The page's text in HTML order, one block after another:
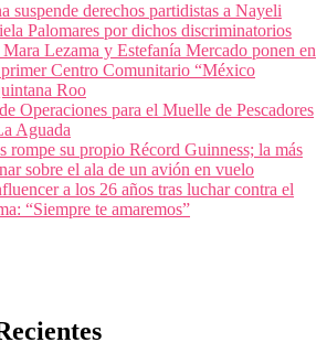
suspende derechos partidistas a Nayeli
Palomares por dichos discriminatorios
Lezama y Estefanía Mercado ponen en
Centro Comunitario “México
Roo
Operaciones para el Muelle de Pescadores
Aguada
rompe su propio Récord Guinness; la más
sobre el ala de un avión en vuelo
a los 26 años tras luchar contra el
“Siempre te amaremos”